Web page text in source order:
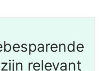
relevant